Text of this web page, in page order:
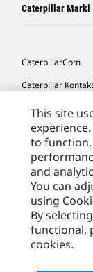
Caterpillar Marki
Caterpillar.com
Caterpillar Kontakt
Caterpillar Kontakt
Moje Preferencje
Site Map
Cookie Settings
Legal
Privacy
This site
to
and
You can
using
By
functional,
cookies.